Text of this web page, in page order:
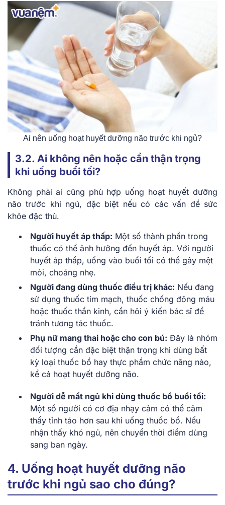
Ai nên uống hoạt huyết dưỡng não trước khi ngủ?
3.2. Ai không nên hoặc cần thận trọng
khi uống buổi tối?
Không phải ai cũng phù hợp uống hoạt huyết dưỡng
não trước khi ngủ, đặc biệt nếu có các vấn đề sức
khỏe đặc thù.
Người huyết áp thấp: Một số thành phần trong
thuốc có thể ảnh hưởng đến huyết áp. Với người
huyết áp thấp, uống vào buổi tối có thể gây mệt
mỏi, choáng nhẹ.
Người đang dùng thuốc điều trị khác: Nếu đang
sử dụng thuốc tim mạch, thuốc chống đông máu
hoặc thuốc thần kinh, cần hỏi ý kiến bác sĩ để
tránh tương tác thuốc.
Phụ nữ mang thai hoặc cho con bú: Đây là nhóm
đối tượng cần đặc biệt thận trọng khi dùng bất
kỳ loại thuốc bổ hay thực phẩm chức năng nào,
kể cả hoạt huyết dưỡng não.
Người dễ mất ngủ khi dùng thuốc bổ buổi tối:
Một số người có cơ địa nhạy cảm có thể cảm
thấy tỉnh táo hơn sau khi uống thuốc bổ. Nếu
nhận thấy khó ngủ, nên chuyển thời điểm dùng
sang ban ngày.
4. Uống hoạt huyết dưỡng não
trước khi ngủ sao cho đúng?